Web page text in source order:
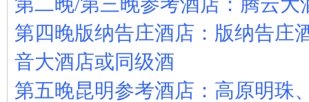
第四晚版纳告庄酒店：版纳告庄
音大酒店或同级酒
第五晚昆明参考酒店：高原明珠